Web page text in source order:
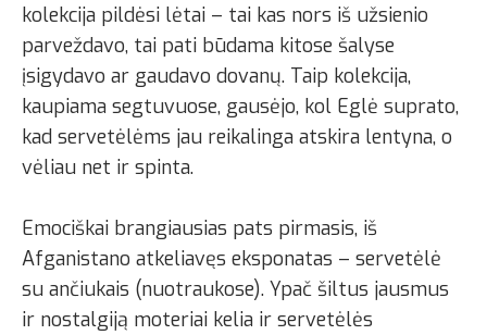
kolekcija pildėsi lėtai – tai kas nors iš užsienio
parveždavo, tai pati būdama kitose šalyse
įsigydavo ar gaudavo dovanų. Taip kolekcija,
kaupiama segtuvuose, gausėjo, kol Eglė suprato,
kad servetėlėms jau reikalinga atskira lentyna, o
vėliau net ir spinta.
Emociškai brangiausias pats pirmasis, iš
Afganistano atkeliavęs eksponatas – servetėlė
su ančiukais (nuotraukose). Ypač šiltus jausmus
ir nostalgiją moteriai kelia ir servetėlės